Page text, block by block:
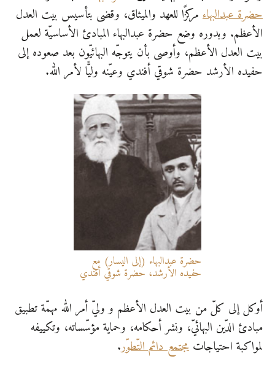
حضرة عبدالبهاء مركزًا للعهد والميثاق، وقضى بتأسيس بيت العدل
الأعظم. وبدوره وضع حضرة عبدالبهاء المبادئ الأساسيّة لعمل
بيت العدل الأعظم، وأوصى بأن يتوجّه البهائيّون بعد صعوده إلى
حفيده الأرشد حضرة شوقي أفندي وعيّنه وليًّا لأمر اللّٰه.
حضرة عبدالبهاء (إلى اليسار) مع
حفيده الأرشد، حضرة شوقي أفندي
أوكل إلى كلّ من بيت العدل الأعظم و وليّ أمر اللّٰه مهمّة تطبيق
مبادئ الدّين البهائيّ، ونشر أحكامه، وحماية مؤسّساته، وتكييفه
لمواكبة احتياجات مجتمع دائم التّطوّر.